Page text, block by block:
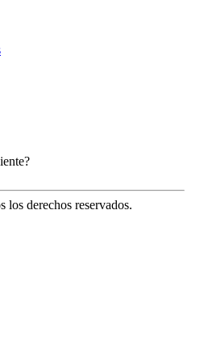
los derechos reservados.